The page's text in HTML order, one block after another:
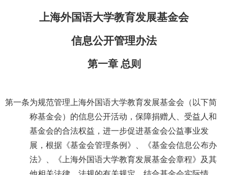
上海外国语大学教育发展基金会
信息公开管理办法
第一章 总则
第一条为规范管理上海外国语大学教育发展基金会（以下简
称基金会）的信息公开活动，保障捐赠人、受益人和
基金会的合法权益，进一步促进基金会公益事业发
展，根据《基金会管理条例》、《基金会信息公布办
法》、《上海外国语大学教育发展基金会章程》及其